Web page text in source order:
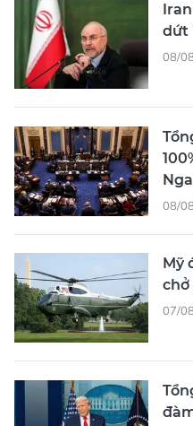
dứt
08/
Nga
08/
Mỹ
chở
07/